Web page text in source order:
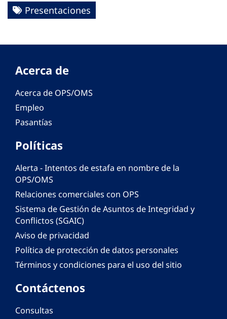
Presentaciones
Acerca de
Acerca de OPS/OMS
Empleo
Pasantías
Políticas
Alerta - Intentos de estafa en nombre de la
OPS/OMS
Relaciones comerciales con OPS
Sistema de Gestión de Asuntos de Integridad y
Conflictos (SGAIC)
Aviso de privacidad
Política de protección de datos personales
Términos y condiciones para el uso del sitio
Contáctenos
Consultas